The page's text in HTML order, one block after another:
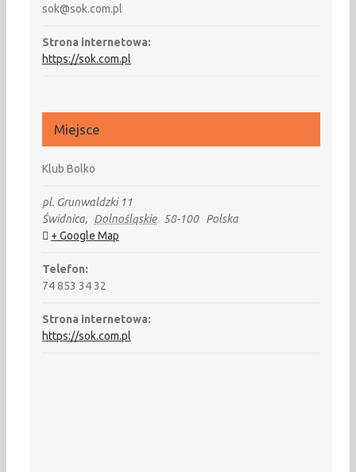
sok@sok.com.pl
Strona internetowa:
https://sok.com.pl
Miejsce
Klub Bolko
pl. Grunwaldzki 11
Świdnica, Dolnośląskie 58-100
Polska
+ Google Map
Telefon:
74 853 34 32
Strona internetowa:
https://sok.com.pl